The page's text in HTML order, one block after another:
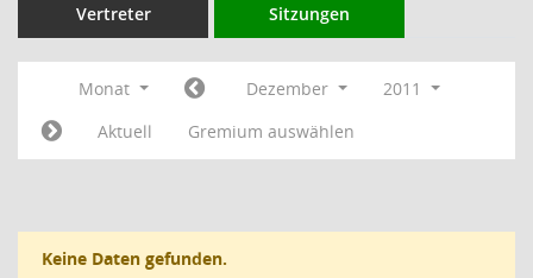
Vertreter Sitzungen
Monat Dezember
2011
Aktuell
Gremium auswählen
Keine Daten gefunden.